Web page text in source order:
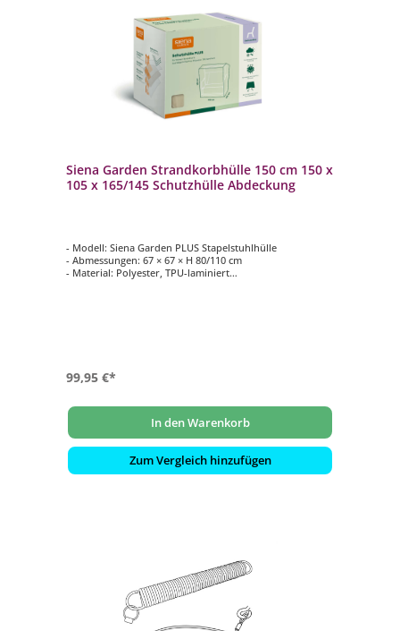
Siena Garden Strandkorbhülle 150 cm 150 x
105 x 165/145 Schutzhülle Abdeckung
- Modell: Siena Garden PLUS Stapelstuhlhülle
- Abmessungen: 67 × 67 × H 80/110 cm
- Material: Polyester, TPU-laminiert
99,95 €*
In den Warenkorb
Zum Vergleich hinzufügen